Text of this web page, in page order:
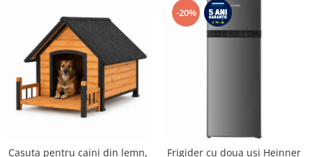
Casuta pentru caini din lemn,
-20%
Frigider cu doua usi Heinner